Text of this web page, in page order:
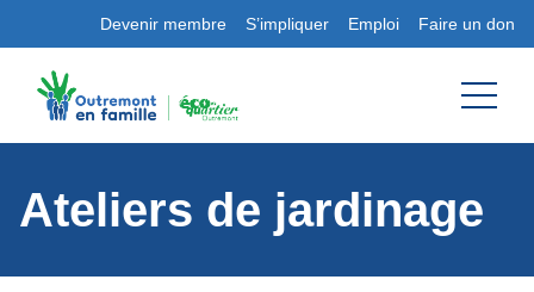
Devenir membre S’impliquer Emploi Faire un don
Ateliers de jardinage